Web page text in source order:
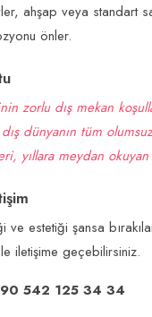
ahşap veya standart
önler.
zorlu dış mekan
dış dünyanın tüm
yıllara meydan
ve estetiği şansa
iletişime geçebilirsiniz.
542 125 34 34